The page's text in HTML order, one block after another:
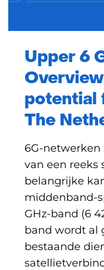
Upper 6
potential
The
6G-
van een reeks
belangrijke
middenband-
GHz-band (6
band wordt al
bestaande